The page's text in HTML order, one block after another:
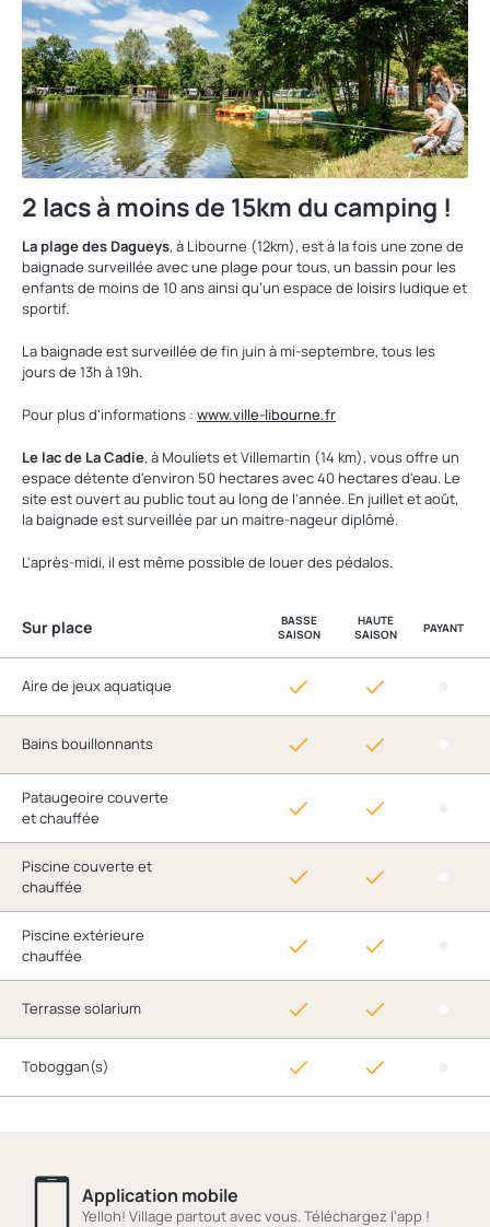
2 lacs à moins de 15km du camping !
La plage des Dagueys, à Libourne (12km), est à la fois une zone de
baignade surveillée avec une plage pour tous, un bassin pour les
enfants de moins de 10 ans ainsi qu’un espace de loisirs ludique et
sportif.
La baignade est surveillée de fin juin à mi-septembre, tous les
jours de 13h à 19h.
Pour plus d'informations : www.ville-libourne.fr
Le lac de La Cadie, à Mouliets et Villemartin (14 km), vous offre un
espace détente d'environ 50 hectares avec 40 hectares d'eau. Le
site est ouvert au public tout au long de l'année. En juillet et août,
la baignade est surveillée par un maitre-nageur diplômé.
L'après-midi, il est même possible de louer des pédalos.
Sur place
BASSE
SAISON
HAUTE
SAISON
PAYANT
Aire de jeux aquatique
Bains bouillonnants
Pataugeoire couverte
et chauffée
Piscine couverte et
chauffée
Piscine extérieure
chauffée
Terrasse solarium
Toboggan(s)
Application mobile
Yelloh! Village partout avec vous. Téléchargez l'app !